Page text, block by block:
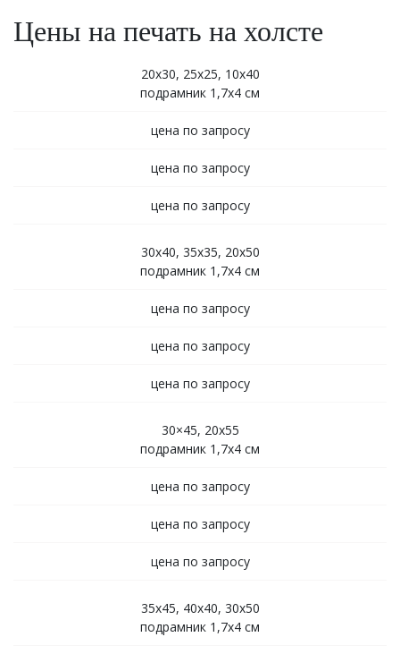
Цены на печать на холсте
20х30, 25х25, 10х40
подрамник 1,7х4 см
цена по запросу
цена по запросу
цена по запросу
30х40, 35х35, 20х50
подрамник 1,7х4 см
цена по запросу
цена по запросу
цена по запросу
30×45, 20х55
подрамник 1,7х4 см
цена по запросу
цена по запросу
цена по запросу
35х45, 40х40, 30х50
подрамник 1,7х4 см